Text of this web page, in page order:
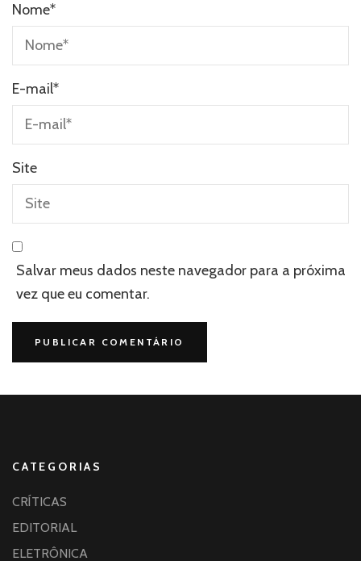
Nome*
E-mail*
Site
Salvar meus dados neste navegador para a próxima
vez que eu comentar.
CATEGORIAS
CRÍTICAS
EDITORIAL
ELETRÔNICA